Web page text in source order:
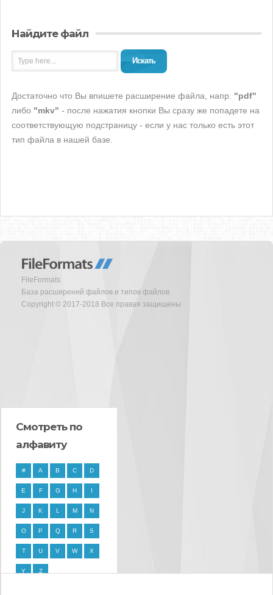
Найдите файл
Искать
Достаточно что Вы впишете расширение файла, напр. "pdf"
либо "mkv" - после нажатия кнопки Вы сразу же попадете на
соответствующую подстраницу - если у нас только есть этот
тип файла в нашей базе.
FileFormats
База расширений файлов и типов файлов
Copyright © 2017-2018 Все правая защищены
Смотреть по
алфавиту
# A B C D
E F G H I
J K L M N
O P Q R S
T U V W X
Y Z